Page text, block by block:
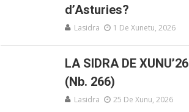
d’Asturies?
Lasidra 1 De Xunetu, 2026
LA SIDRA DE XUNU’26
(Nb. 266)
Lasidra 25 De Xunu, 2026